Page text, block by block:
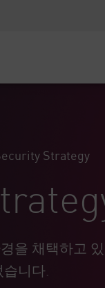
비스 제공업체
Strategy
을 채택하고
니다.